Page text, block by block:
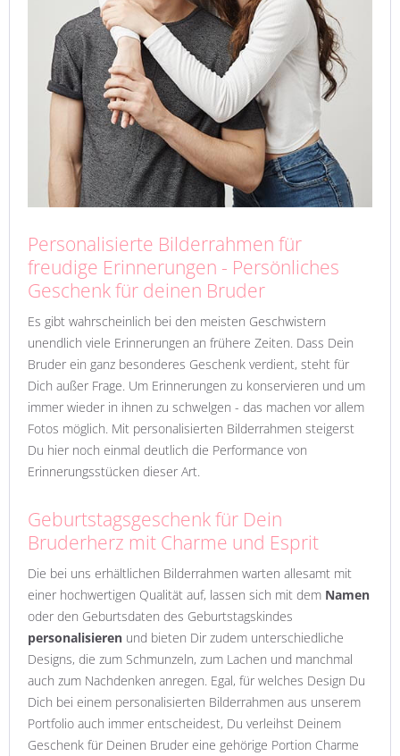
Personalisierte Bilderrahmen für
freudige Erinnerungen - Persönliches
Geschenk für deinen Bruder
Es gibt wahrscheinlich bei den meisten Geschwistern
unendlich viele Erinnerungen an frühere Zeiten. Dass Dein
Bruder ein ganz besonderes Geschenk verdient, steht für
Dich außer Frage. Um Erinnerungen zu konservieren und um
immer wieder in ihnen zu schwelgen - das machen vor allem
Fotos möglich. Mit personalisierten Bilderrahmen steigerst
Du hier noch einmal deutlich die Performance von
Erinnerungsstücken dieser Art.
Geburtstagsgeschenk für Dein
Bruderherz mit Charme und Esprit
Die bei uns erhältlichen Bilderrahmen warten allesamt mit
einer hochwertigen Qualität auf, lassen sich mit dem Namen
oder den Geburtsdaten des Geburtstagskindes
personalisieren und bieten Dir zudem unterschiedliche
Designs, die zum Schmunzeln, zum Lachen und manchmal
auch zum Nachdenken anregen. Egal, für welches Design Du
Dich bei einem personalisierten Bilderrahmen aus unserem
Portfolio auch immer entscheidest, Du verleihst Deinem
Geschenk für Deinen Bruder eine gehörige Portion Charme